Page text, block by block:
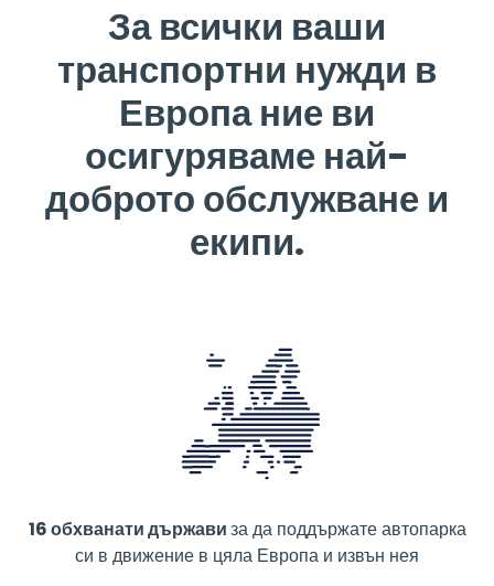
За всички ваши
транспортни нужди в
Европа ние ви
осигуряваме най-
доброто обслужване и
екипи.
16 обхванати държавиза да поддържате автопарка
си в движение в цяла Европа и извън нея